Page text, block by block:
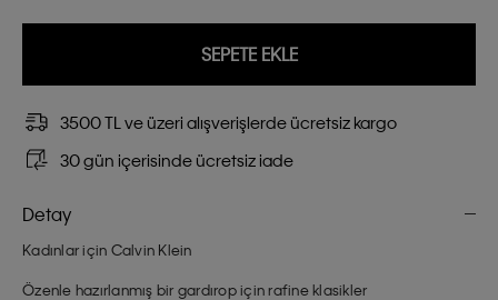
SEPETE EKLE
3500 TL ve üzeri alışverişlerde ücretsiz kargo
30 gün içerisinde ücretsiz iade
Detay
Kadınlar için Calvin Klein
Özenle hazırlanmış bir gardırop için rafine klasikler